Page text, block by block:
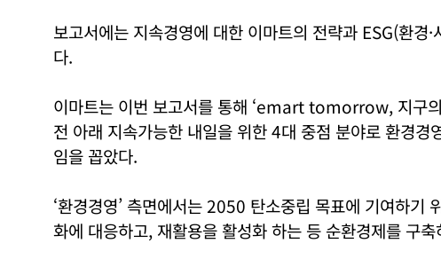
보고서에는 지속경영에 대한 이마트의 전략과 ESG(환경
다.
이마트는 이번 보고서를 통해 ‘emart tomorrow, 지구의
전 아래 지속가능한 내일을 위한 4대 중점 분야로 환경경
임을 꼽았다.
‘환경경영’ 측면에서는 2050 탄소중립 목표에 기여하기
화에 대응하고, 재활용을 활성화 하는 등 순환경제를 구